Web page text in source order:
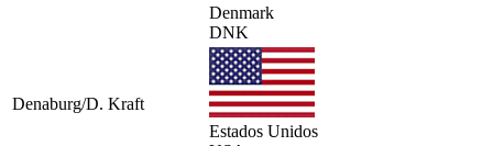
Denmark
DNK
Denaburg/D. Kraft
Estados Unidos